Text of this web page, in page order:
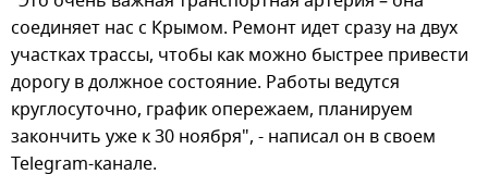
соединяет нас с Крымом. Ремонт идет сразу на двух
участках трассы, чтобы как можно быстрее привести
дорогу в должное состояние. Работы ведутся
круглосуточно, график опережаем, планируем
закончить уже к 30 ноября", - написал он в своем
Telegram-канале.